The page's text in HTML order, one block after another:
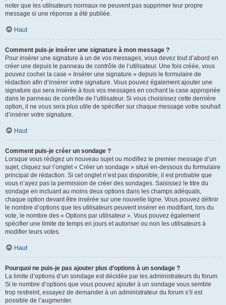
noter que les utilisateurs normaux ne peuvent pas supprimer leur propre
message si une réponse a été publiée.
Haut
Comment puis-je insérer une signature à mon message ?
Pour insérer une signature à un de vos messages, vous devez tout d’abord en
créer une depuis le panneau de contrôle de l’utilisateur. Une fois créée, vous
pouvez cocher la case « Insérer une signature » depuis le formulaire de
rédaction afin d’insérer votre signature. Vous pouvez également ajouter une
signature qui sera insérée à tous vos messages en cochant la case appropriée
dans le panneau de contrôle de l’utilisateur. Si vous choisissez cette dernière
option, il ne vous sera plus utile de spécifier sur chaque message votre souhait
d’insérer votre signature.
Haut
Comment puis-je créer un sondage ?
Lorsque vous rédigez un nouveau sujet ou modifiez le premier message d’un
sujet, cliquez sur l’onglet « Créer un sondage » situé en-dessous du formulaire
principal de rédaction. Si cet onglet n’est pas disponible, il est probable que
vous n’ayez pas la permission de créer des sondages. Saisissez le titre du
sondage en incluant au moins deux options dans les champs adéquats,
chaque option devant être insérée sur une nouvelle ligne. Vous pouvez définir
le nombre d’options que les utilisateurs peuvent insérer en modifiant, lors du
vote, le nombre des « Options par utilisateur ». Vous pouvez également
spécifier une limite de temps en jours et autoriser ou non les utilisateurs à
modifier leurs votes.
Haut
Pourquoi ne puis-je pas ajouter plus d’options à un sondage ?
La limite d’options d’un sondage est décidée par les administrateurs du forum.
Si le nombre d’options que vous pouvez ajouter à un sondage vous semble
trop restreint, essayez de demander à un administrateur du forum s’il est
possible de l’augmenter.